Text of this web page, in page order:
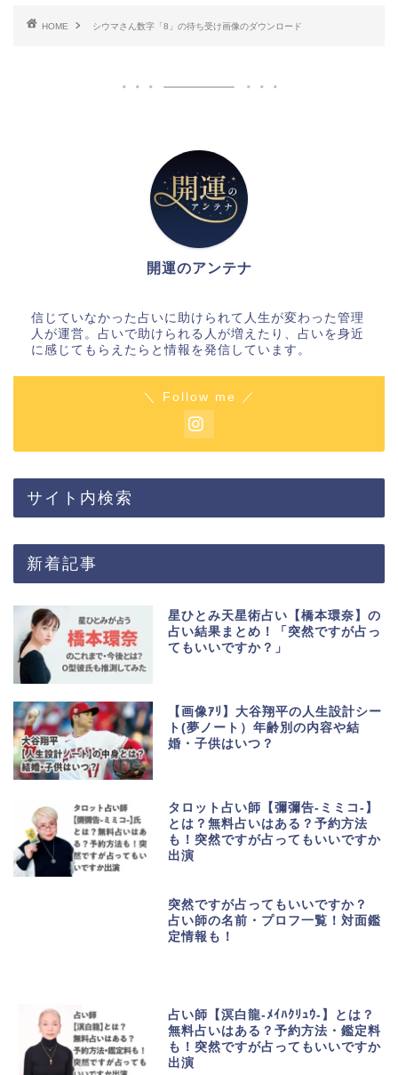
HOME シウマさん数字「8」の待ち受け画像のダウンロード
開運のアンテナ
信じていなかった占いに助けられて人生が変わった管理
人が運営。占いで助けられる人が増えたり、占いを身近
に感じてもらえたらと情報を発信しています。
＼ Follow me ／
サイト内検索
新着記事
星ひとみ天星術占い【橋本環奈】の
占い結果まとめ！「突然ですが占っ
てもいいですか？」
【画像ｱﾘ】大谷翔平の人生設計シー
ト(夢ノート）年齢別の内容や結
婚・子供はいつ？
タロット占い師【彌彌告-ミミコ-】
とは？無料占いはある？予約方法
も！突然ですが占ってもいいですか
出演
突然ですが占ってもいいですか？
占い師の名前・プロフ一覧！対面鑑
定情報も！
占い師【溟白龍-ﾒｲﾊｸﾘｭｳ-】とは？
無料占いはある？予約方法・鑑定料
も！突然ですが占ってもいいですか
出演